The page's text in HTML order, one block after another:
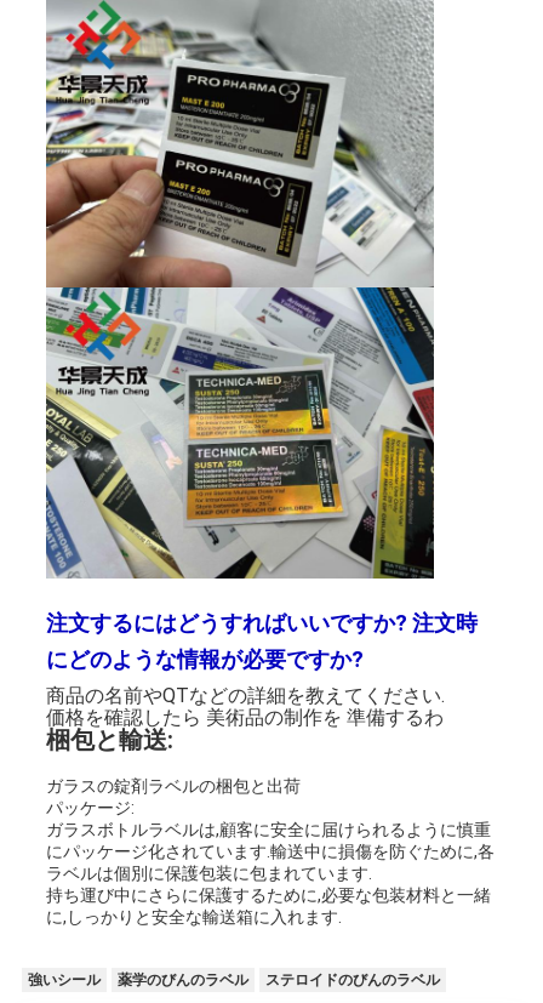
注文するにはどうすればいいですか? 注文時
にどのような情報が必要ですか?
商品の名前やQTなどの詳細を教えてください.
価格を確認したら 美術品の制作を 準備するわ
梱包と輸送:
ガラスの錠剤ラベルの梱包と出荷
パッケージ:
ガラスボトルラベルは,顧客に安全に届けられるように慎重
にパッケージ化されています.輸送中に損傷を防ぐために,各
ラベルは個別に保護包装に包まれています.
持ち運び中にさらに保護するために,必要な包装材料と一緒
に,しっかりと安全な輸送箱に入れます.
強いシール 薬学のびんのラベル ステロイドのびんのラベル